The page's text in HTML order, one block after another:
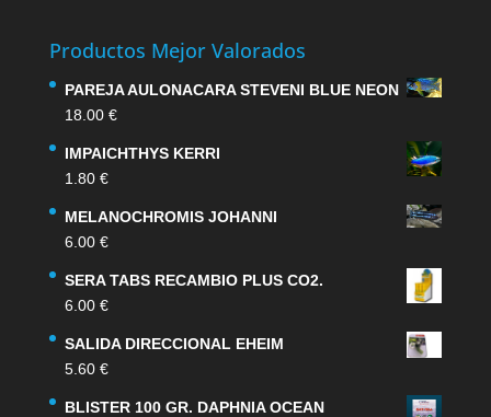
Productos Mejor Valorados
PAREJA AULONACARA STEVENI BLUE NEON
18.00 €
IMPAICHTHYS KERRI
1.80 €
MELANOCHROMIS JOHANNI
6.00 €
SERA TABS RECAMBIO PLUS CO2.
6.00 €
SALIDA DIRECCIONAL EHEIM
5.60 €
BLISTER 100 GR. DAPHNIA OCEAN